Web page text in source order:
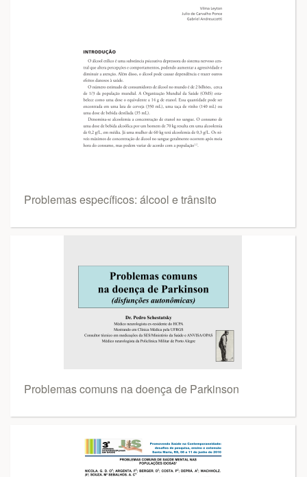
Problemas específicos: álcool e trânsito
Problemas comuns na doença de Parkinson